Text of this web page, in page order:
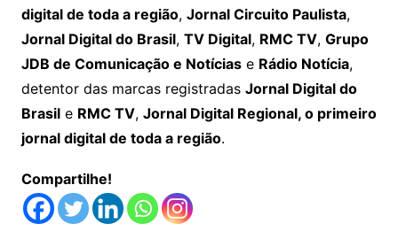
digital de toda a região, Jornal Circuito Paulista,
Jornal Digital do Brasil, TV Digital, RMC TV, Grupo
JDB de Comunicação e Notíciase Rádio Notícia,
detentor das marcas registradas Jornal Digital do
Brasile RMC TV, Jornal Digital Regional, o primeiro
jornal digital de toda a região.
Compartilhe!